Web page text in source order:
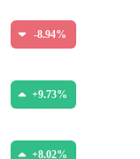
-8.94%
+9.73%
+8.02%